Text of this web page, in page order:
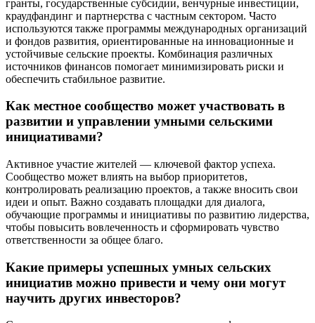
гранты, государственные субсидии, венчурные инвестиции,
краудфандинг и партнерства с частным сектором. Часто
используются также программы международных организаций
и фондов развития, ориентированные на инновационные и
устойчивые сельские проекты. Комбинация различных
источников финансов помогает минимизировать риски и
обеспечить стабильное развитие.
Как местное сообщество может участвовать в
развитии и управлении умными сельскими
инициативами?
Активное участие жителей — ключевой фактор успеха.
Сообщество может влиять на выбор приоритетов,
контролировать реализацию проектов, а также вносить свои
идеи и опыт. Важно создавать площадки для диалога,
обучающие программы и инициативы по развитию лидерства,
чтобы повысить вовлеченность и сформировать чувство
ответственности за общее благо.
Какие примеры успешных умных сельских
инициатив можно привести и чему они могут
научить других инвесторов?